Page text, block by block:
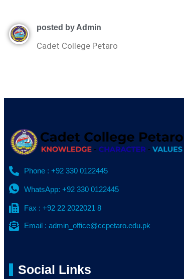
posted by Admin
Cadet College Petaro
Phone : +92 330 0122445
WhatsApp: +92 330 0122445
Fax : +92 22 2022021 8
Email : admin_office@ccpetaro.edu.pk
Social Links